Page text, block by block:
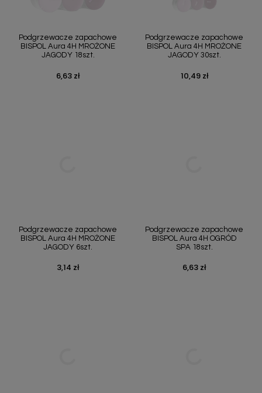
Podgrzewacze zapachowe
BISPOL Aura 4H MROŻONE
JAGODY 18szt.
Cena
6,63 zł
Podgrzewacze zapachowe
BISPOL Aura 4H MROŻONE
JAGODY 30szt.
Cena
10,49 zł
Podgrzewacze zapachowe
BISPOL Aura 4H MROŻONE
JAGODY 6szt.
Cena
3,14 zł
Podgrzewacze zapachowe
BISPOL Aura 4H OGRÓD
SPA 18szt.
Cena
6,63 zł